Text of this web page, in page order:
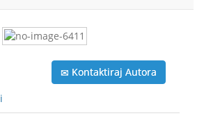
Kontaktiraj Autora